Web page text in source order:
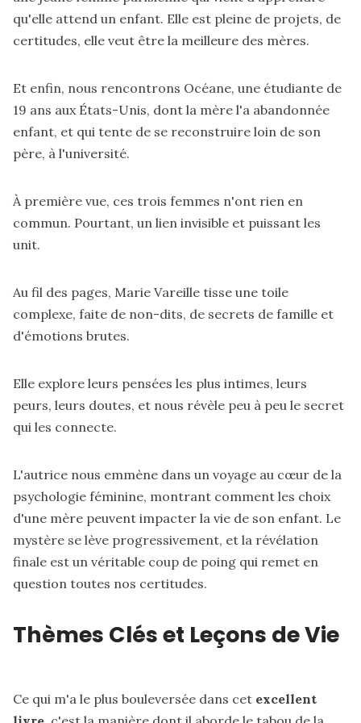
qu'elle attend un enfant. Elle est pleine de projets, de
certitudes, elle veut être la meilleure des mères.
Et enfin, nous rencontrons Océane, une étudiante de
19 ans aux États-Unis, dont la mère l'a abandonnée
enfant, et qui tente de se reconstruire loin de son
père, à l'université.
À première vue, ces trois femmes n'ont rien en
commun. Pourtant, un lien invisible et puissant les
unit.
Au fil des pages, Marie Vareille tisse une toile
complexe, faite de non-dits, de secrets de famille et
d'émotions brutes.
Elle explore leurs pensées les plus intimes, leurs
peurs, leurs doutes, et nous révèle peu à peu le secret
qui les connecte.
L'autrice nous emmène dans un voyage au cœur de la
psychologie féminine, montrant comment les choix
d'une mère peuvent impacter la vie de son enfant. Le
mystère se lève progressivement, et la révélation
finale est un véritable coup de poing qui remet en
question toutes nos certitudes.
Thèmes Clés et Leçons de Vie
Ce qui m'a le plus bouleversée dans cet excellent